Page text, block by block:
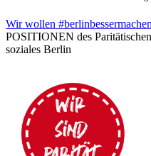
Wir wollen
POSITIONEN des
soziales Berlin